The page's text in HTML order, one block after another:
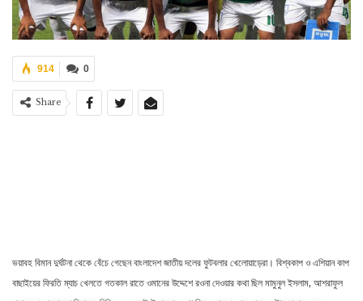
0
914
Share
ভয়াবহ বিমান দুর্ঘটনা থেকে বেঁচে গেছেন বাংলাদেশ জাতীয় দলের ফুটবলার খেলোয়াড়েরা। বিশ্বকাপ ও এশিয়ান কাপ
বাছাইয়ের ফিরতি ম্যাচ খেলতে গতকাল রাতে ওমানের উদ্দেশে রওনা দেওয়ার কথা ছিল মামুনুল ইসলাম, আশরাফুল